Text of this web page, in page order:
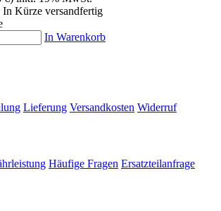
In Kürze versandfertig
In Warenkorb
Lieferung Versandkosten Widerruf
Häufige Fragen Ersatzteilanfrage